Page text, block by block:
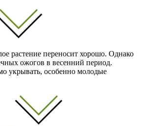
растение переносит хорошо. Однако
ожогов в весенний период.
укрывать, особенно молодые